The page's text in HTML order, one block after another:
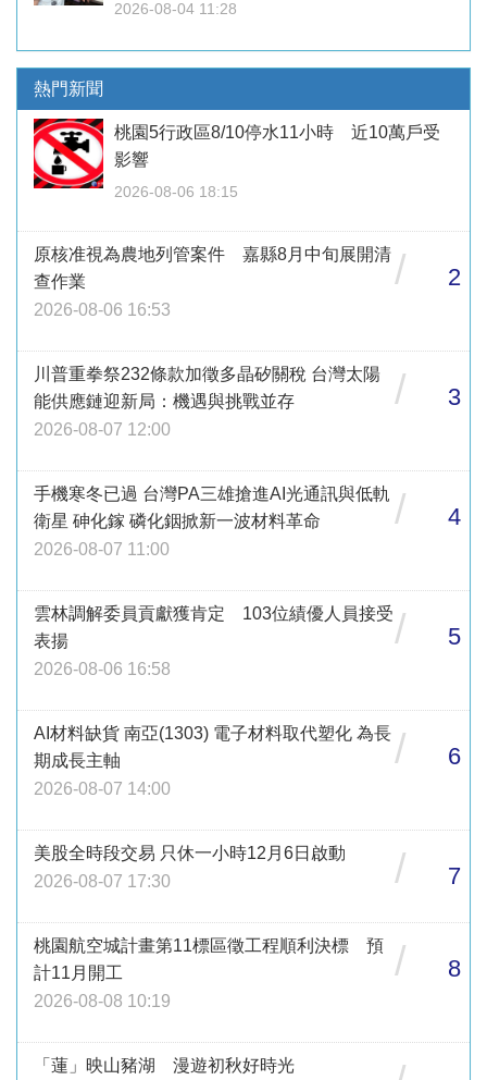
2026-08-04 11:28
熱門新聞
桃園5行政區8/10停水11小時 近10萬戶受
影響
2026-08-06 18:15
原核准視為農地列管案件 嘉縣8月中旬展開清
查作業
2026-08-06 16:53
/ 2
川普重拳祭232條款加徵多晶矽關稅 台灣太陽
能供應鏈迎新局：機遇與挑戰並存
2026-08-07 12:00
/ 3
手機寒冬已過 台灣PA三雄搶進AI光通訊與低軌
衛星 砷化鎵 磷化銦掀新一波材料革命
2026-08-07 11:00
/ 4
雲林調解委員貢獻獲肯定 103位績優人員接受
表揚
2026-08-06 16:58
/ 5
AI材料缺貨 南亞(1303) 電子材料取代塑化 為長
期成長主軸
2026-08-07 14:00
/ 6
美股全時段交易 只休一小時12月6日啟動
2026-08-07 17:30
/ 7
桃園航空城計畫第11標區徵工程順利決標 預
計11月開工
2026-08-08 10:19
/ 8
「蓮」映山豬湖 漫遊初秋好時光